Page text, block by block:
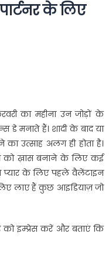
के लिए
का महीना उन जोड़ों के
डे मनाते हैं। शादी के बाद या
उत्साह अलग ही होता है।
को ख़ास बनाने के लिए कई
के लिए पहले वैलेंटाइन
लाए हैं कुछ आइडियाज़ जो
इम्प्रेस करें और बताएं कि